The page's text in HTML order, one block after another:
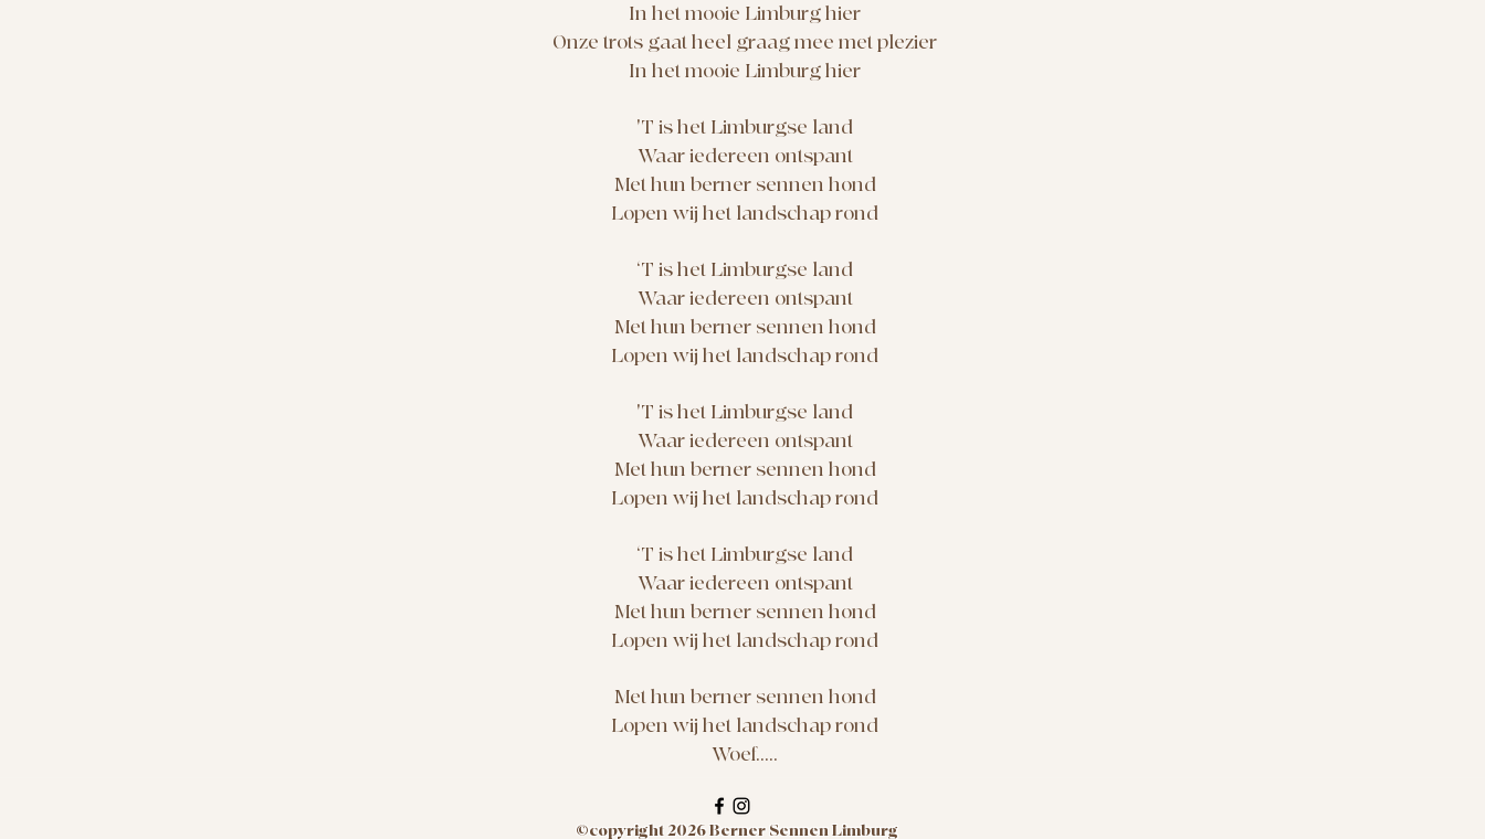
In het mooie Limburg hier
Onze trots gaat heel graag mee met plezier
In het mooie Limburg hier
'T is het Limburgse land
Waar iedereen ontspant
Met hun berner sennen hond
Lopen wij het landschap rond
‘T is het Limburgse land
Waar iedereen ontspant
Met hun berner sennen hond
Lopen wij het landschap rond
'T is het Limburgse land
Waar iedereen ontspant
Met hun berner sennen hond
Lopen wij het landschap rond
‘T is het Limburgse land
Waar iedereen ontspant
Met hun berner sennen hond
Lopen wij het landschap rond
Met hun berner sennen hond
Lopen wij het landschap rond
Woef.....
©copyright 2026 Berner Sennen Limburg